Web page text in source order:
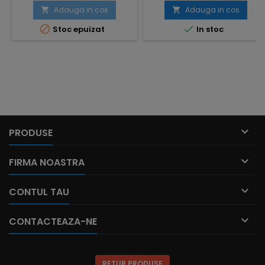
 Adauga in cos
 Stoc epuizat
 Adauga in cos
 In stoc
PRODUSE 
FIRMA NOASTRA 
CONTUL TAU 
CONTACTEAZA-NE 